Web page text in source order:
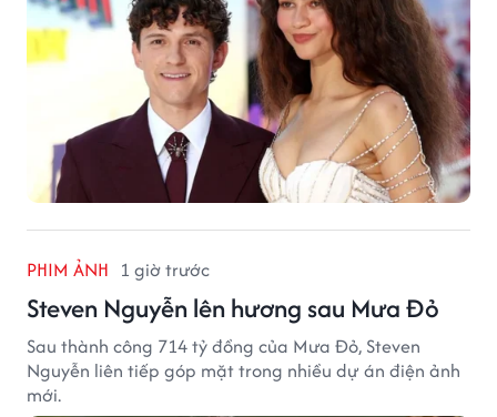
PHIM ẢNH 1 giờ trước
Steven Nguyễn lên hương sau Mưa Đỏ
Sau thành công 714 tỷ đồng của Mưa Đỏ, Steven
Nguyễn liên tiếp góp mặt trong nhiều dự án điện ảnh
mới.